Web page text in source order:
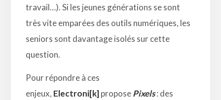
travail…). Si les jeunes générations se sont
très vite emparées des outils numériques, les
seniors sont davantage isolés sur cette
question.
Pour répondre à ces
enjeux, Electroni[k]proposePixels: des